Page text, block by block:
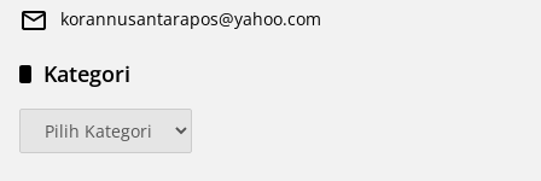
korannusantarapos@yahoo.com
Kategori
Kategori